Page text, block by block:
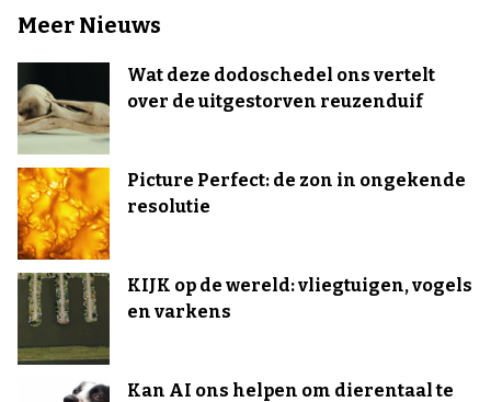
Meer Nieuws
Wat deze dodoschedel ons vertelt
over de uitgestorven reuzenduif
Picture Perfect: de zon in ongekende
resolutie
KIJK op de wereld: vliegtuigen, vogels
en varkens
Kan AI ons helpen om dierentaal te